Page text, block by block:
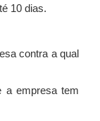
10 dias.
contra a qual
a empresa tem